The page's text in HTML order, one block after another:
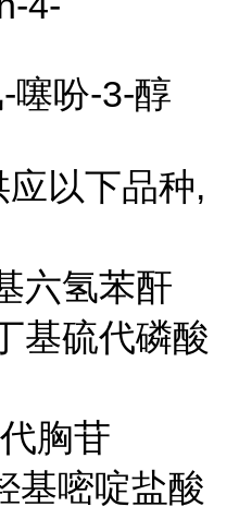
噻吩-3-醇
以下品种,
六氢苯酐
基硫代磷酸
胸苷
基嘧啶盐酸